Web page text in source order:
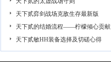
天下贰弈剑战场克敌生存最新版
天下贰的结婚流程——柠檬倾心贡献
天下贰敏HH装备选择及切磋心得